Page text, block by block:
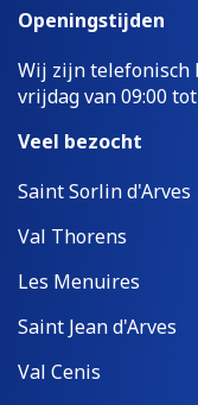
Openingstijden
Wij zijn telefonisch
vrijdag van 09:00
Veel bezocht
Saint Sorlin d'Arves
Val Thorens
Les Menuires
Saint Jean d'Arves
Val Cenis